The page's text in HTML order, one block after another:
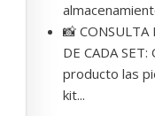
📸 CONSULTA
DE CADA
producto las
kit...